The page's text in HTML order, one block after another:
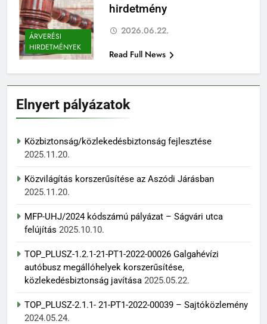
ÁRVERÉSI
HIRDETMÉNYEK
hirdetmény
2026.06.22.
Read Full News
Elnyert pályázatok
Közbiztonság/közlekedésbiztonság fejlesztése
2025.11.20.
Közvilágítás korszerűsítése az Aszódi Járásban
2025.11.20.
MFP-UHJ/2024 kódszámú pályázat – Ságvári utca
felújítás 2025.10.10.
TOP_PLUSZ-1.2.1-21-PT1-2022-00026 Galgahévízi
autóbusz megállóhelyek korszerűsítése,
közlekedésbiztonság javítása 2025.05.22.
TOP_PLUSZ-2.1.1- 21-PT1-2022-00039 – Sajtóközlemény
2024.05.24.